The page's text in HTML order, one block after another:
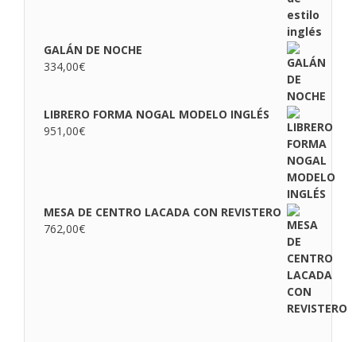
GALÁN DE NOCHE
334,00€
LIBRERO FORMA NOGAL MODELO INGLÉS
951,00€
MESA DE CENTRO LACADA CON REVISTERO
762,00€